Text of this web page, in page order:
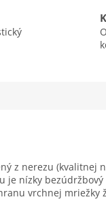
z nerezu (kvalitnej
je nízky
vrchnej